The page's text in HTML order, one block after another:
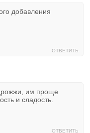
добавления
ОТВЕТИТЬ
им проще
и сладость.
ОТВЕТИТЬ